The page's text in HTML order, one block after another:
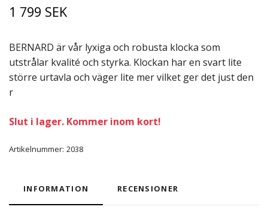
1 799 SEK
BERNARD är vår lyxiga och robusta klocka som
utstrålar kvalité och styrka. Klockan har en svart lite
större urtavla och väger lite mer vilket ger det just den
r
Slut i lager. Kommer inom kort!
Artikelnummer: 2038
INFORMATION RECENSIONER